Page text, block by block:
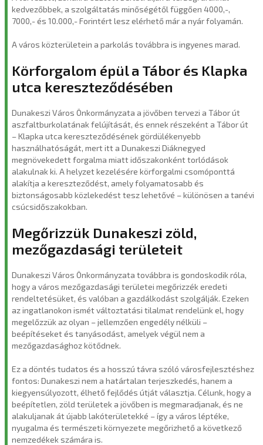
kedvezőbbek, a szolgáltatás minőségétől függően 4000,-,
7000,- és 10.000,- Forintért lesz elérhető már a nyár folyamán.
A város közterületein a parkolás továbbra is ingyenes marad.
Körforgalom épül a Tábor és Klapka
utca kereszteződésében
Dunakeszi Város Önkormányzata a jövőben tervezi a Tábor út
aszfaltburkolatának felújítását, és ennek részeként a Tábor út
– Klapka utca kereszteződésének gördülékenyebb
használhatóságát, mert itt a Dunakeszi Diáknegyed
megnövekedett forgalma miatt időszakonként torlódások
alakulnak ki. A helyzet kezelésére körforgalmi csomóponttá
alakítja a kereszteződést, amely folyamatosabb és
biztonságosabb közlekedést tesz lehetővé – különösen a tanévi
csúcsidőszakokban.
Megőrizzük Dunakeszi zöld,
mezőgazdasági területeit
Dunakeszi Város Önkormányzata továbbra is gondoskodik róla,
hogy a város mezőgazdasági területei megőrizzék eredeti
rendeltetésüket, és valóban a gazdálkodást szolgálják. Ezeken
az ingatlanokon ismét változtatási tilalmat rendelünk el, hogy
megelőzzük az olyan – jellemzően engedély nélküli –
beépítéseket és tanyásodást, amelyek végül nem a
mezőgazdasághoz kötődnek.
Ez a döntés tudatos és a hosszú távra szóló városfejlesztéshez
fontos: Dunakeszi nem a határtalan terjeszkedés, hanem a
kiegyensúlyozott, élhető fejlődés útját választja. Célunk, hogy a
beépítetlen, zöld területek a jövőben is megmaradjanak, és ne
alakuljanak át újabb lakóterületekké – így a város léptéke,
nyugalma és természeti környezete megőrizhető a következő
nemzedékek számára is.